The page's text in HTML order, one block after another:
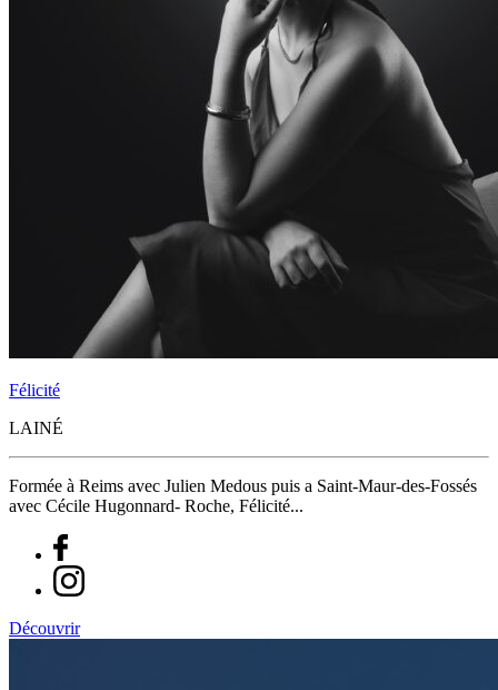
Félicité
LAINÉ
Formée à Reims avec Julien Medous puis a Saint-Maur-des-Fossés
avec Cécile Hugonnard- Roche, Félicité...
Découvrir